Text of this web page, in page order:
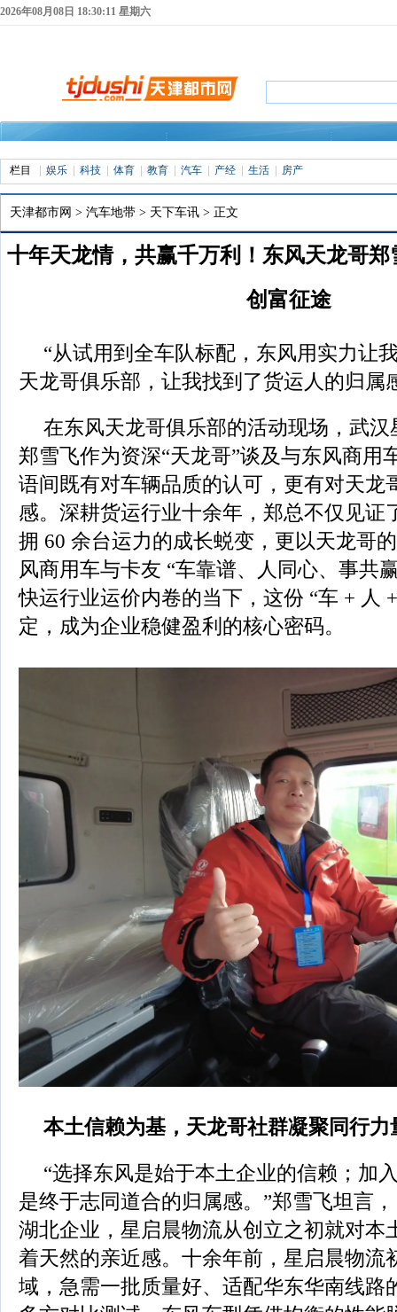
2026年08月08日 18:30:13 星期六
栏目 娱乐 科技 体育 教育 汽车 产经 生活 房产
天津都市网 > 汽车地带 > 天下车讯 > 正文
十年天龙情，共赢千万利！东风天龙哥郑
创富征途
“从试用到全车队标配，东风用实力让
天龙哥俱乐部，让我找到了货运人的归属
在东风天龙哥俱乐部的活动现场，武
郑雪飞作为资深“天龙哥”谈及与东风商用
语间既有对车辆品质的认可，更有对天龙
感。深耕货运行业十余年，郑总不仅见证
拥 60 余台运力的成长蜕变，更以天龙哥
风商用车与卡友 “车靠谱、人同心、事共
快运行业运价内卷的当下，这份 “车 + 人
定，成为企业稳健盈利的核心密码。
本土信赖为基，天龙哥社群凝聚同行力
“选择东风是始于本土企业的信赖；加
是终于志同道合的归属感。”郑雪飞坦言
湖北企业，星启晨物流从创立之初就对本
着天然的亲近感。十余年前，星启晨物流
域，急需一批质量好、适配华东华南线路